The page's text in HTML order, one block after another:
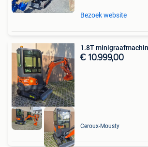
Bezoek website
1.8T
€ 10.999,00
Ceroux-Mousty